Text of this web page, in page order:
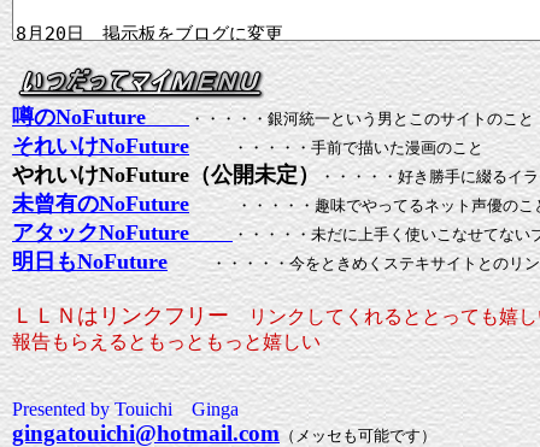
噂のNoFuture ・・・・・銀河統一という男とこのサイトのこと
それいけNoFuture ・・・・・手前で描いた漫画のこと
やれいけNoFuture（公開未定）・・・・・好き勝手に綴るイ
未曾有のNoFuture ・・・・・趣味でやってるネット声優のこ
アタックNoFuture ・・・・・未だに上手く使いこなせてない
明日もNoFuture ・・・・・今をときめくステキサイトとのリ
ＬＬＮはリンクフリー リンクしてくれるととっても嬉
報告もらえるともっともっと嬉しい
Presented by Touichi Ginga
gingatouichi@hotmail.com（メッセも可能です）